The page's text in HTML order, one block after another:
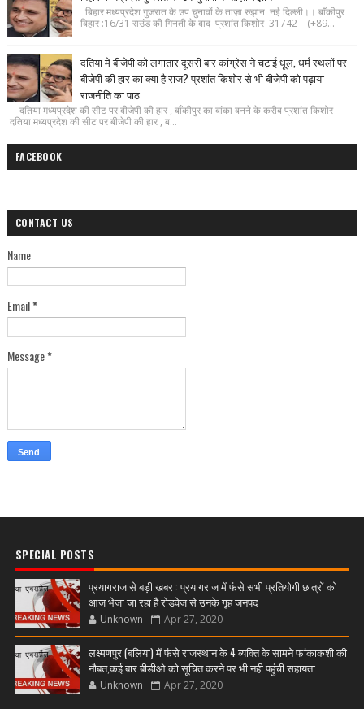
बिहार मध्यप्रदेश गुजरात के उप चुनावों के ताज़ा रुझान नई दिल्ली।। बाँकीपुर
बिहार :16/31 राउंड की गिनती के बाद प्रशांत किशोर 31742 (+89...
दतिया मे बीजेपी को लगातार दूसरी बार कांग्रेस ने चटाई धूल, धर्म स्थलों पर
बीजेपी की हार का क्या है राज? प्रशांत किशोर से भी बीजेपी को पढ़ाया
राजनीति का पाठ
दतिया मध्यप्रदेश की सीट पर बीजेपी की हार , बाँकीपुर का बांका बनने के करीब प्रशांत किशोर
दतिया मध्यप्रदेश की सीट पर बीजेपी की हार , ब...
FACEBOOK
CONTACT US
Name
Email*
Message*
SPECIAL POSTS
प्रयागराज से बड़ी खबर : प्रयागराज में फंसे सभी प्रतियोगी छात्रों को
आज भेजा जा रहा है रोडवेज से उनके गृह जनपद
Unknown Apr 27, 2020
लक्ष्मणपुर (बलिया) में फंसे राजस्थान के 4 व्यक्ति के सामने फांकाकशी की
नौबत,कई बार बीडीओ को सूचित करने पर भी नही पहुंची सहायता
Unknown Apr 27, 2020